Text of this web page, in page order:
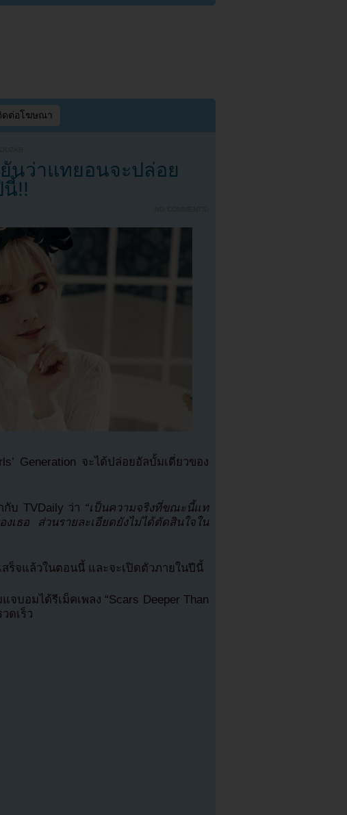
ดต่อโฆษณา
นว่าแทยอนจะปล่อย
นี้!!
NO COMMENTS
Generation จะได้ปล่อยอัลบั้มเดี่ยวของ
บ TVDaily ว่า “เป็นความจริงที่ขณะนี้แท
เธอ ส่วนรายละเอียดยังไม่ได้ตัดสินใจใน
สร็จแล้วในตอนนี้ และจะเปิดตัวภายในปีนี้
บอมได้รีเม็คเพลง “Scars Deeper Than
ดเร็ว